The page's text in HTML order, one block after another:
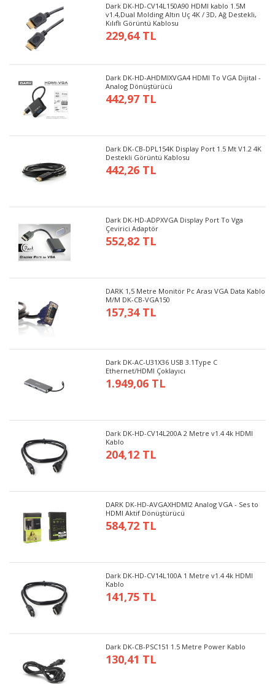
Dark DK-HD-CV14L150A90 HDMI kablo 1.5M
v1.4,Dual Molding Altın Uç 4K / 3D, Ağ Destekli,
Kılıflı Görüntü Kablosu
229,64 TL
Dark DK-HD-AHDMIXVGA4 HDMI To VGA Dijital -
Analog Dönüştürücü
442,97 TL
Dark DK-CB-DPL154K Display Port 1.5 Mt V1.2 4K
Destekli Görüntü Kablosu
442,26 TL
Dark DK-HD-ADPXVGA Display Port To Vga
Çevirici Adaptör
552,82 TL
DARK 1,5 Metre Monitör Pc Arası VGA Data Kablo
M/M DK-CB-VGA150
157,34 TL
Dark DK-AC-U31X36 USB 3.1Type C
Ethernet/HDMI Çoklayıcı
1.949,06 TL
Dark DK-HD-CV14L200A 2 Metre v1.4 4k HDMI
Kablo
204,12 TL
DARK DK-HD-AVGAXHDMI2 Analog VGA - Ses to
HDMI Aktif Dönüştürücü
584,72 TL
Dark DK-HD-CV14L100A 1 Metre v1.4 4k HDMI
Kablo
141,75 TL
Dark DK-CB-PSC151 1.5 Metre Power Kablo
130,41 TL